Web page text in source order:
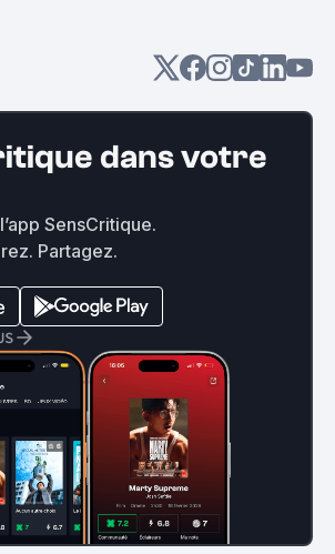
dans votre
SensCritique.
Partagez.